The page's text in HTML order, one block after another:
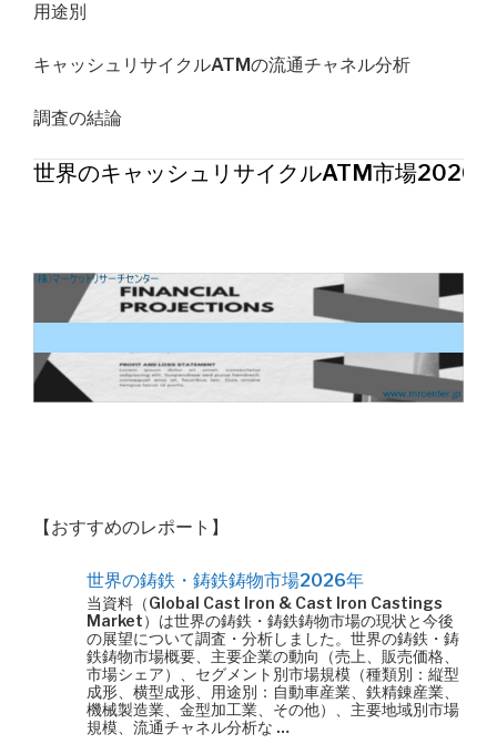
用途別
キャッシュリサイクルATMの流通チャネル分析
調査の結論
世界のキャッシュリサイクルATM市場2026
【おすすめのレポート】
世界の鋳鉄・鋳鉄鋳物市場2026年
当資料（Global Cast Iron & Cast Iron Castings
Market）は世界の鋳鉄・鋳鉄鋳物市場の現状と今後
の展望について調査・分析しました。世界の鋳鉄・鋳
鉄鋳物市場概要、主要企業の動向（売上、販売価格、
市場シェア）、セグメント別市場規模（種類別：縦型
成形、横型成形、用途別：自動車産業、鉄精錬産業、
機械製造業、金型加工業、その他）、主要地域別市場
規模、流通チャネル分析な …